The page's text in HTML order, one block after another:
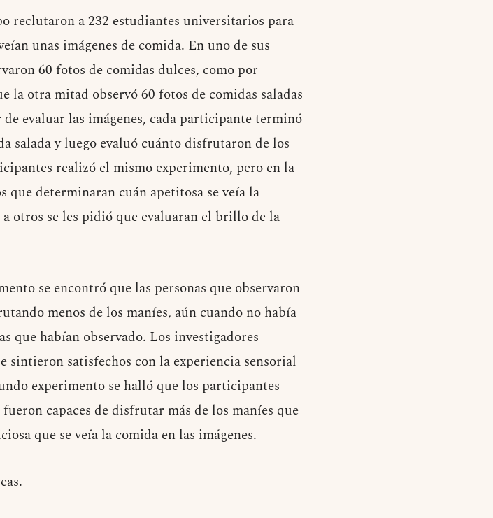
reclutaron a 232 estudiantes universitarios para
unas imágenes de comida. En uno de sus
60 fotos de comidas dulces, como por
la otra mitad observó 60 fotos de comidas saladas
evaluar las imágenes, cada participante terminó
salada y luego evaluó cuánto disfrutaron de los
realizó el mismo experimento, pero en la
que determinaran cuán apetitosa se veía la
otros se les pidió que evaluaran el brillo de la
se encontró que las personas que observaron
menos de los maníes, aún cuando no había
que habían observado. Los investigadores
sintieron satisfechos con la experiencia sensorial
experimento se halló que los participantes
capaces de disfrutar más de los maníes que
que se veía la comida en las imágenes.